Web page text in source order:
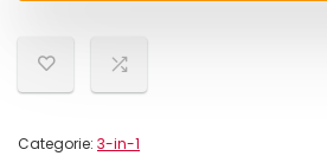
Categorie: 3-in-1